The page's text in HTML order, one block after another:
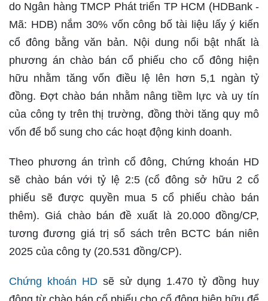
do Ngân hàng TMCP Phát triển TP HCM (HDBank -
Mã: HDB) nắm 30% vốn công bố tài liệu lấy ý kiến
cổ đông bằng văn bản. Nội dung nổi bật nhất là
phương án chào bán cổ phiếu cho cổ đông hiện
hữu nhằm tăng vốn điều lệ lên hơn 5,1 ngàn tỷ
đồng. Đợt chào bán nhằm nâng tiềm lực và uy tín
của công ty trên thị trường, đồng thời tăng quy mô
vốn để bổ sung cho các hoạt động kinh doanh.
Theo phương án trình cổ đông, Chứng khoán HD
sẽ chào bán với tỷ lệ 2:5 (cổ đông sở hữu 2 cổ
phiếu sẽ được quyền mua 5 cổ phiếu chào bán
thêm). Giá chào bán đề xuất là 20.000 đồng/CP,
tương đương giá trị sổ sách trên BCTC bán niên
2025 của công ty (20.531 đồng/CP).
Chứng khoán HDsẽ sử dụng 1.470 tỷ đồng huy